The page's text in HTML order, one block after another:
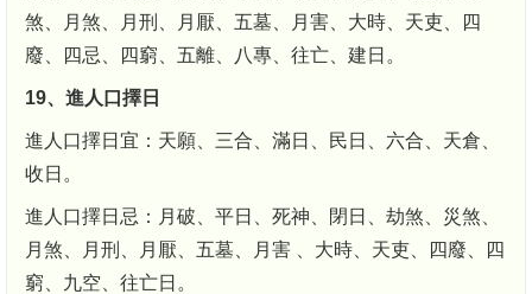
煞、月煞、月刑、月厭、五墓、月害、大時、天吏、四
廢、四忌、四窮、五離、八專、往亡、建日。
19、進人口擇日
進人口擇日宜：天願、三合、滿日、民日、六合、天倉、
收日。
進人口擇日忌：月破、平日、死神、閉日、劫煞、災煞、
月煞、月刑、月厭、五墓、月害 、大時、天吏、四廢、四
窮、九空、往亡日。